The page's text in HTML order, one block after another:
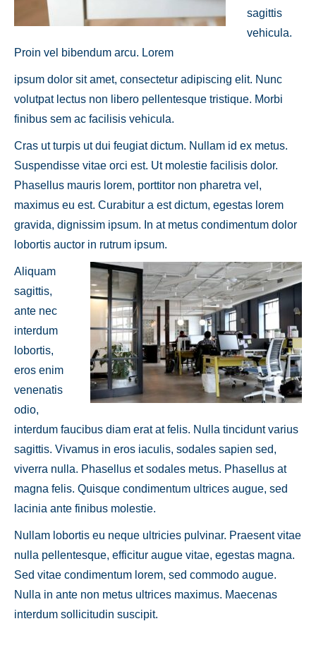
sagittis
vehicula.
Proin vel bibendum arcu. Lorem
ipsum dolor sit amet, consectetur adipiscing elit. Nunc
volutpat lectus non libero pellentesque tristique. Morbi
finibus sem ac facilisis vehicula.
Cras ut turpis ut dui feugiat dictum. Nullam id ex metus.
Suspendisse vitae orci est. Ut molestie facilisis dolor.
Phasellus mauris lorem, porttitor non pharetra vel,
maximus eu est. Curabitur a est dictum, egestas lorem
gravida, dignissim ipsum. In at metus condimentum dolor
lobortis auctor in rutrum ipsum.
Aliquam
sagittis,
ante nec
interdum
lobortis,
eros enim
venenatis
odio,
interdum faucibus diam erat at felis. Nulla tincidunt varius
sagittis. Vivamus in eros iaculis, sodales sapien sed,
viverra nulla. Phasellus et sodales metus. Phasellus at
magna felis. Quisque condimentum ultrices augue, sed
lacinia ante finibus molestie.
Nullam lobortis eu neque ultricies pulvinar. Praesent vitae
nulla pellentesque, efficitur augue vitae, egestas magna.
Sed vitae condimentum lorem, sed commodo augue.
Nulla in ante non metus ultrices maximus. Maecenas
interdum sollicitudin suscipit.